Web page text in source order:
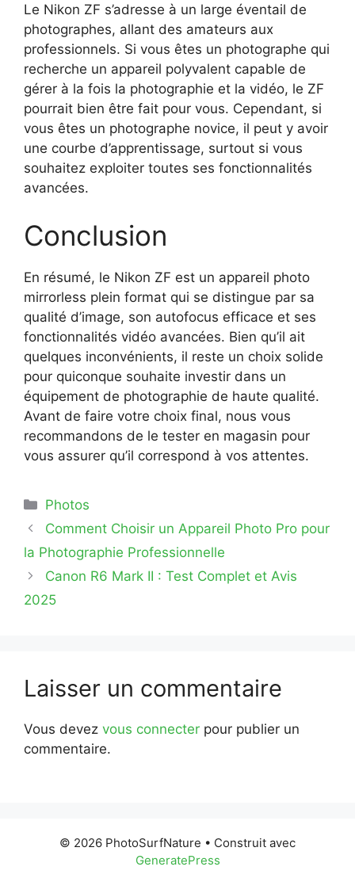
Le Nikon ZF s’adresse à un large éventail de
photographes, allant des amateurs aux
professionnels. Si vous êtes un photographe qui
recherche un appareil polyvalent capable de
gérer à la fois la photographie et la vidéo, le ZF
pourrait bien être fait pour vous. Cependant, si
vous êtes un photographe novice, il peut y avoir
une courbe d’apprentissage, surtout si vous
souhaitez exploiter toutes ses fonctionnalités
avancées.
Conclusion
En résumé, le Nikon ZF est un appareil photo
mirrorless plein format qui se distingue par sa
qualité d’image, son autofocus efficace et ses
fonctionnalités vidéo avancées. Bien qu’il ait
quelques inconvénients, il reste un choix solide
pour quiconque souhaite investir dans un
équipement de photographie de haute qualité.
Avant de faire votre choix final, nous vous
recommandons de le tester en magasin pour
vous assurer qu’il correspond à vos attentes.
Catégories
Photos
Comment Choisir un Appareil Photo Pro pour
la Photographie Professionnelle
Canon R6 Mark II : Test Complet et Avis
2025
Laisser un commentaire
Vous devez vous connecter pour publier un
commentaire.
© 2026 PhotoSurfNature • Construit avec
GeneratePress